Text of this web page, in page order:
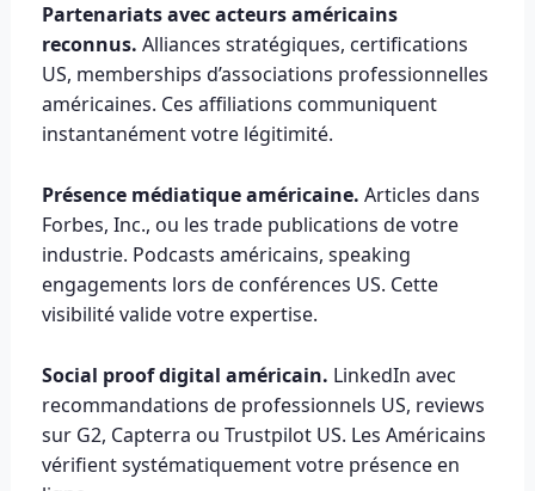
Partenariats avec acteurs américains
reconnus. Alliances stratégiques, certifications
US, memberships d’associations professionnelles
américaines. Ces affiliations communiquent
instantanément votre légitimité.
Présence médiatique américaine. Articles dans
Forbes, Inc., ou les trade publications de votre
industrie. Podcasts américains, speaking
engagements lors de conférences US. Cette
visibilité valide votre expertise.
Social proof digital américain. LinkedIn avec
recommandations de professionnels US, reviews
sur G2, Capterra ou Trustpilot US. Les Américains
vérifient systématiquement votre présence en